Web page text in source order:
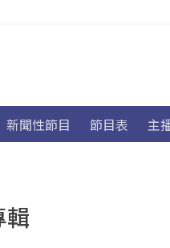
新聞性節目 節目表 主
輯